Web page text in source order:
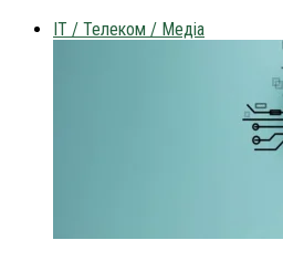
IT / Телеком / Медіа